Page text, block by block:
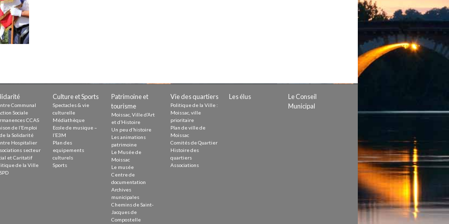
durable
Communal
Sociale
CCAS
de l’Emploi
la Solidarité
Hospitalier
secteur
et Caritatif
de la Ville
Culture et Sports
Spectacles & vie
culturelle
Médiathèque
Ecole de musique –
l’E3M
Plan des
equipements
culturels
Sports
Patrimoine et
tourisme
Moissac, Ville d’Art
et d’Histoire
Un peu d’histoire
Les animations
patrimoine
Le Musée de
Moissac
Le musée
Centre de
documentation
Archives
municipales
Chemins de Saint-
Jacques de
Compostelle
Vie des quartiers
Politique de la Ville :
Moissac, ville
prioritaire
Plan de ville de
Moissac
Comités de Quartier
Histoire des
quartiers
Associations
Les élus
Le Conseil
Municipal